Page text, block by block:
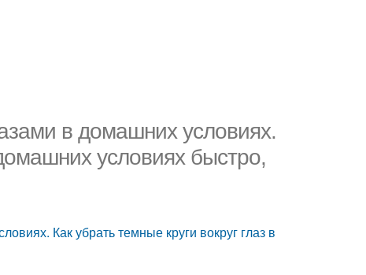
в домашних условиях.
условиях быстро,
Как убрать темные круги вокруг глаз в